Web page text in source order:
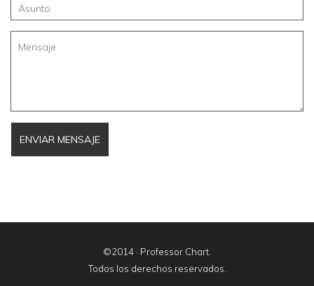
©2014 · Professor Chart
Todos los derechos reservados.